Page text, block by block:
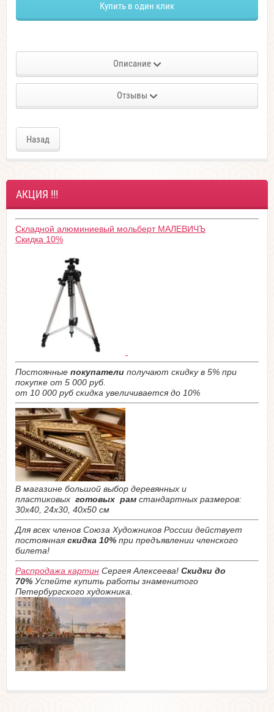
Купить в один клик
Описание
Отзывы
Назад
АКЦИЯ !!!
Складной алюминиевый мольберт МАЛЕВИЧЪ
Скидка 10%
Постоянные покупатели получают скидку в 5% при
покупке от 5 000 руб.
от 10 000 руб скидка увеличивается до 10%
В магазине большой выбор деревянных и
пластиковых готовых рам стандартных размеров:
30х40, 24х30, 40х50 см
Для всех членов Союза Художников России действует
постоянная скидка 10% при предъявлении членского
билета!
Распродажа картин Сергея Алексеева! Скидки до
70% Успейте купить работы знаменитого
Петербургского художника.